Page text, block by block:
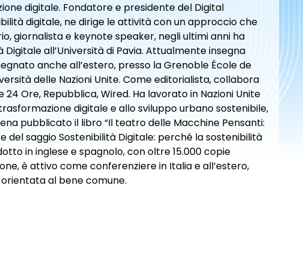
digitale. Fondatore e presidente del Digital
digitale, ne dirige le attività con un approccio che
giornalista e keynote speaker, negli ultimi anni ha
all’Università di Pavia. Attualmente insegna
anche all’estero, presso la Grenoble École de
delle Nazioni Unite. Come editorialista, collabora
Ore, Repubblica, Wired. Ha lavorato in Nazioni Unite
digitale e allo sviluppo urbano sostenibile,
pubblicato il libro “Il teatro delle Macchine Pensanti:
del saggio Sostenibilità Digitale: perché la sostenibilità
in inglese e spagnolo, con oltre 15.000 copie
è attivo come conferenziere in Italia e all’estero,
al bene comune.